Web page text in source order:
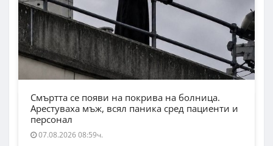
Смъртта се появи на покрива на болница.
Арестуваха мъж, всял паника сред пациенти и
персонал
07.08.2026 08:59ч.